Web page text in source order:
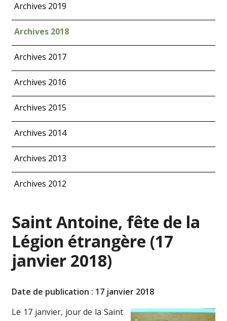
Archives 2019
Archives 2018
Archives 2017
Archives 2016
Archives 2015
Archives 2014
Archives 2013
Archives 2012
Saint Antoine, fête de la
Légion étrangère (17
janvier 2018)
Date de publication : 17 janvier 2018
Le 17 janvier, jour de la Saint